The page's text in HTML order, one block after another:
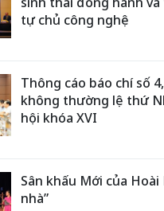
tự chủ công nghệ
Thông cáo báo chí số
không thường lệ thứ
hội khóa XVI
Sân khấu Mới của Hoài
nhà”